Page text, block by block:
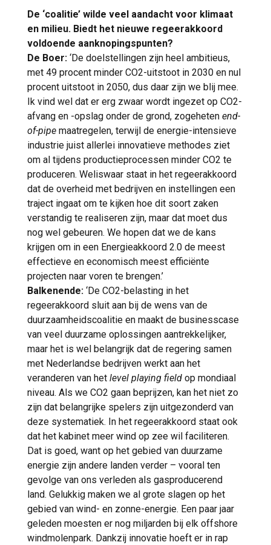
De ‘coalitie’ wilde veel aandacht voor klimaat
en milieu. Biedt het nieuwe regeerakkoord
voldoende aanknopingspunten?
De Boer: ‘De doelstellingen zijn heel ambitieus,
met 49 procent minder CO2-uitstoot in 2030 en nul
procent uitstoot in 2050, dus daar zijn we blij mee.
Ik vind wel dat er erg zwaar wordt ingezet op CO2-
afvang en -opslag onder de grond, zogeheten end-
of-pipe maatregelen, terwijl de energie-intensieve
industrie juist allerlei innovatieve methodes ziet
om al tijdens productieprocessen minder CO2 te
produceren. Weliswaar staat in het regeerakkoord
dat de overheid met bedrijven en instellingen een
traject ingaat om te kijken hoe dit soort zaken
verstandig te realiseren zijn, maar dat moet dus
nog wel gebeuren. We hopen dat we de kans
krijgen om in een Energieakkoord 2.0 de meest
effectieve en economisch meest efficiënte
projecten naar voren te brengen.’
Balkenende: ‘De CO2-belasting in het
regeerakkoord sluit aan bij de wens van de
duurzaamheidscoalitie en maakt de businesscase
van veel duurzame oplossingen aantrekkelijker,
maar het is wel belangrijk dat de regering samen
met Nederlandse bedrijven werkt aan het
veranderen van het level playing field op mondiaal
niveau. Als we CO2 gaan beprijzen, kan het niet zo
zijn dat belangrijke spelers zijn uitgezonderd van
deze systematiek. In het regeerakkoord staat ook
dat het kabinet meer wind op zee wil faciliteren.
Dat is goed, want op het gebied van duurzame
energie zijn andere landen verder – vooral ten
gevolge van ons verleden als gasproducerend
land. Gelukkig maken we al grote slagen op het
gebied van wind- en zonne-energie. Een paar jaar
geleden moesten er nog miljarden bij elk offshore
windmolenpark. Dankzij innovatie hoeft er in rap